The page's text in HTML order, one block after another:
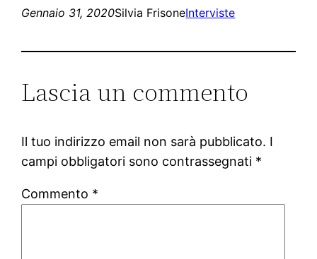
Gennaio 31, 2020Silvia FrisoneInterviste
Lascia un commento
Il tuo indirizzo email non sarà pubblicato. I
campi obbligatori sono contrassegnati *
Commento *